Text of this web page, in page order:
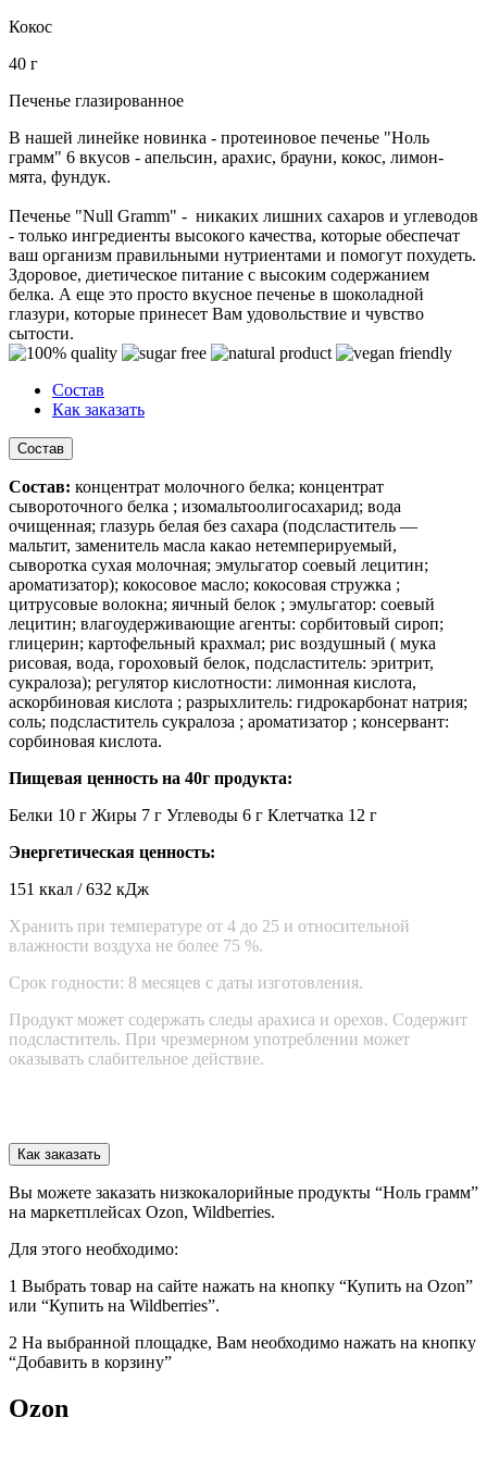
Кокос
40 г
Печенье глазированное
В нашей линейке новинка - протеиновое печенье "Ноль
грамм" 6 вкусов - апельсин, арахис, брауни, кокос, лимон-
мята, фундук.
Печенье "Null Gramm" - никаких лишних сахаров и углеводов
- только ингредиенты высокого качества, которые обеспечат
ваш организм правильными нутриентами и помогут похудеть.
Здоровое, диетическое питание с высоким содержанием
белка. А еще это просто вкусное печенье в шоколадной
глазури, которые принесет Вам удовольствие и чувство
сытости.
Состав
Как заказать
Состав
Состав: концентрат молочного белка; концентрат
сывороточного белка ; изомальтоолигосахарид; вода
очищенная; глазурь белая без сахара (подсластитель —
мальтит, заменитель масла какао нетемперируемый,
сыворотка сухая молочная; эмульгатор соевый лецитин;
ароматизатор); кокосовое масло; кокосовая стружка ;
цитрусовые волокна; яичный белок ; эмульгатор: соевый
лецитин; влагоудерживающие агенты: сорбитовый сироп;
глицерин; картофельный крахмал; рис воздушный ( мука
рисовая, вода, гороховый белок, подсластитель: эритрит,
сукралоза); регулятор кислотности: лимонная кислота,
аскорбиновая кислота ; разрыхлитель: гидрокарбонат натрия;
соль; подсластитель сукралоза ; ароматизатор ; консервант:
сорбиновая кислота.
Пищевая ценность на 40г продукта:
Белки 10 г Жиры 7 г Углеводы 6 г Клетчатка 12 г
Энергетическая ценность:
151 ккал / 632 кДж
Хранить при температуре от 4 до 25 и относительной
влажности воздуха не более 75 %.
Срок годности: 8 месяцев с даты изготовления.
Продукт может содержать следы арахиса и орехов. Содержит
подсластитель. При чрезмерном употреблении может
оказывать слабительное действие.
Как заказать
Вы можете заказать низкокалорийные продукты “Ноль грамм”
на маркетплейсах Ozon, Wildberries.
Для этого необходимо:
1 Выбрать товар на сайте нажать на кнопку “Купить на Ozon”
или “Купить на Wildberries”.
2 На выбранной площадке, Вам необходимо нажать на кнопку
“Добавить в корзину”
Ozon